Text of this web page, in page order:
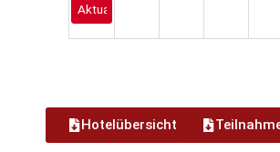
Aktualisierung Sachkunde
Hotelübersicht